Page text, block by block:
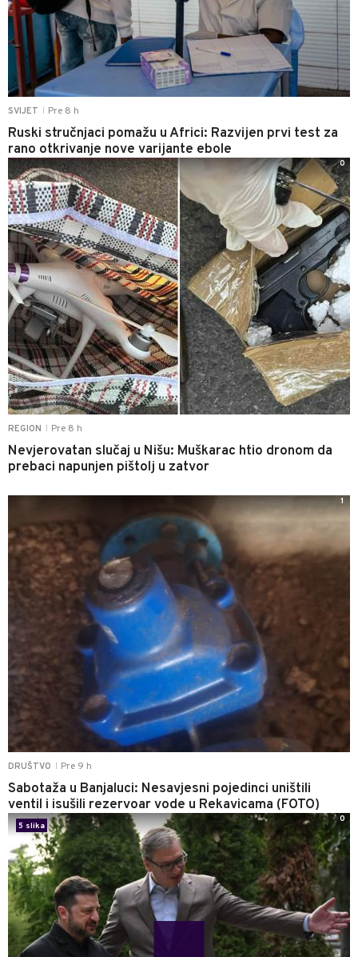
SVIJET Pre 8 h
Ruski stručnjaci pomažu u Africi: Razvijen prvi test za
rano otkrivanje nove varijante ebole
REGION Pre 8 h
Nevjerovatan slučaj u Nišu: Muškarac htio dronom da
prebaci napunjen pištolj u zatvor
0
DRUŠTVO Pre 9 h
Sabotaža u Banjaluci: Nesavjesni pojedinci uništili
ventil i isušili rezervoar vode u Rekavicama (FOTO)
1
5 slika
0